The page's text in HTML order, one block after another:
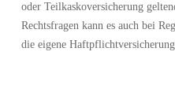
oder Teilkaskoversicherung
Rechtsfragen kann es auch bei
die eigene